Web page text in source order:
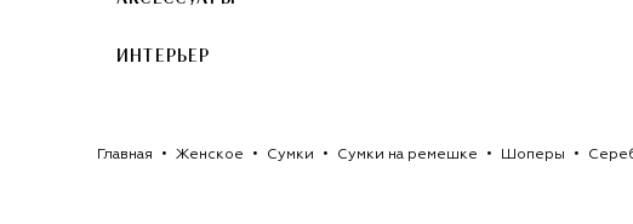
ИНТЕРЬЕР
Главная Женское Сумки Сумки на ремешке Шоперы